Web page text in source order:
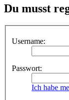
Du musst
Username:
Passwort:
Ich habe